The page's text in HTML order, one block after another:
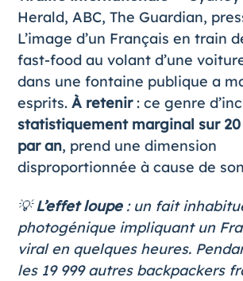
Herald, ABC, The Guardian,
L’image d’un Français en train
fast-food au volant d’une
dans une fontaine publique a
esprits. À retenir: ce genre
statistiquement marginal sur 20
par an, prend une dimension
disproportionnée à cause de
💡L’effet loupe: un fait
photogénique impliquant un
viral en quelques heures.
les 19 999 autres backpackers